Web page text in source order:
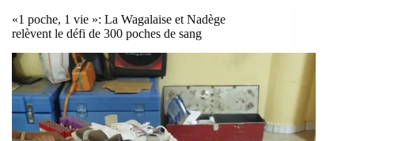
«1 poche, 1 vie »: La Wagalaise et Nadège
relèvent le défi de 300 poches de sang